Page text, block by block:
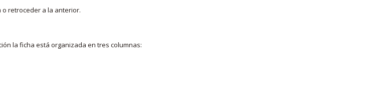
retroceder a la anterior.
la ficha está organizada en tres columnas: